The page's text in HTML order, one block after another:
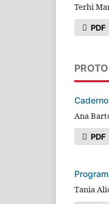
Terhi
PDF
Ana
PDF
Tania